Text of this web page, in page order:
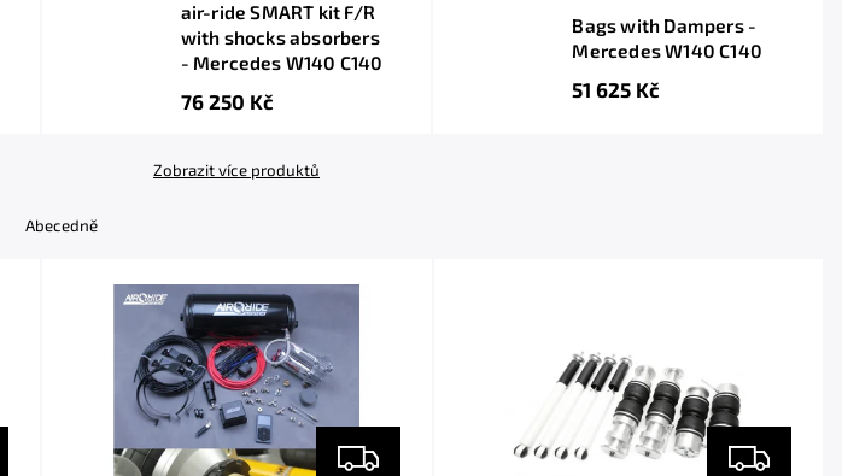
air-ride SMART kit F/R
with shocks absorbers
- Mercedes W140 C140
76 250 Kč
Bags with Dampers -
Mercedes W140 C140
51 625 Kč
Zobrazit více produktů
Abecedně